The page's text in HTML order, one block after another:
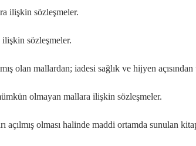
ilişkin sözleşmeler.
sözleşmeler.
olan mallardan; iadesi sağlık ve hijyen
olmayan mallara ilişkin sözleşmeler.
olması halinde maddi ortamda sunulan